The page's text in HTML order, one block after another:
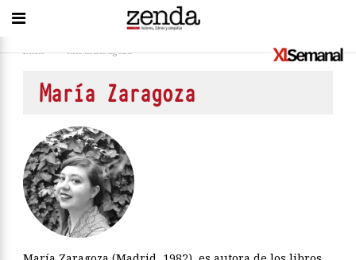
Inicio > María Zaragoza
María Zaragoza